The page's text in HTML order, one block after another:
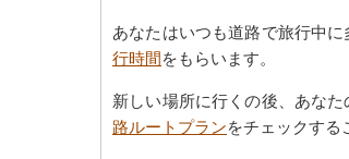
あなたはいつも道路で旅行中
行時間をもらいます。
新しい場所に行くの後、あな
路ルートプランをチェックする